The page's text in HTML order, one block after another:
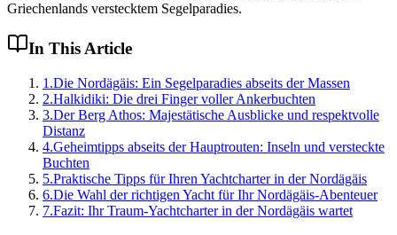
Griechenlands verstecktem Segelparadies.
In This Article
1 .Die Nordägäis: Ein Segelparadies abseits der Massen
2.Halkidiki: Die drei Finger voller Ankerbuchten
3.Der Berg Athos: Majestätische Ausblicke und respektvolle
Distanz
4.Geheimtipps abseits der Hauptrouten: Inseln und versteckte
Buchten
5.Praktische Tipps für Ihren Yachtcharter in der Nordägäis
6.Die Wahl der richtigen Yacht für Ihr Nordägäis-Abenteuer
7.Fazit: Ihr Traum-Yachtcharter in der Nordägäis wartet